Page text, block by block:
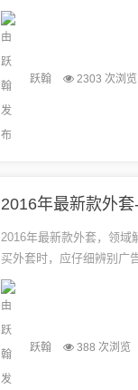
公共交通优化、道路改造
行...
跃翰 2303 次浏览
2016年最新款外套，领域
买外套时，应仔细辨别广
渠道购买，并留意产品的
跃翰 388 次浏览